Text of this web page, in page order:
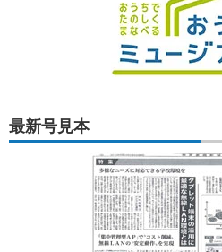
最新号見本